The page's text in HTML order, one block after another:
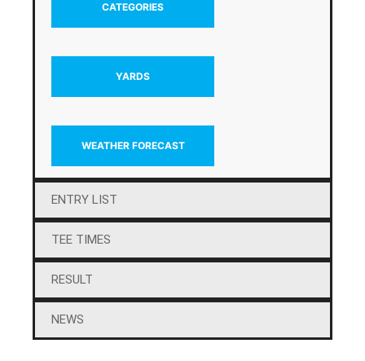
CATEGORIES
YARDS
WEATHER FORECAST
ENTRY LIST
TEE TIMES
RESULT
NEWS